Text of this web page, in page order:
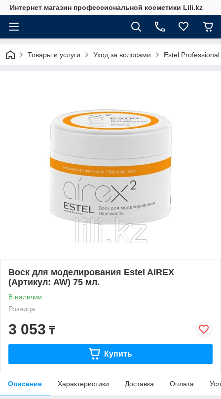
Интернет магазин профессиональной косметики Lili.kz
Товары и услуги Уход за волосами Estel Professional
Воск для моделирования Estel AIREX
(Артикул: AW) 75 мл.
В наличии
Розница
3 053 ₸
Купить
Описание Характеристики Доставка Оплата